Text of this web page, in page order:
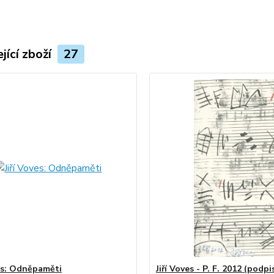
zboží 27
Odněpaměti Jiří Voves - P. F. 2012